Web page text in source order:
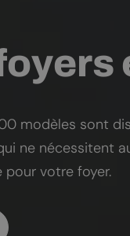
modèles sont
ne nécessitent
votre foyer.